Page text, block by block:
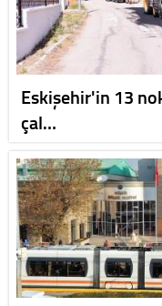
Eskişehir'in 13
çal…